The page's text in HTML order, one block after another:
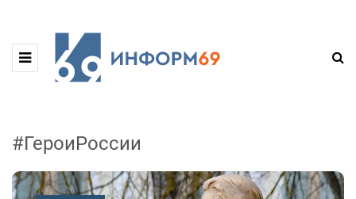
#ГероиРоссии